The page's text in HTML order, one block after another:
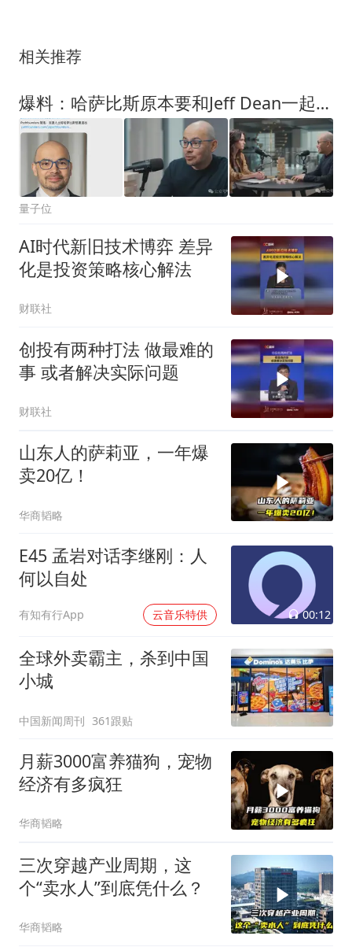
相关推荐
爆料：哈萨比斯原本要和Jeff Dean一起走！
量子位
AI时代新旧技术博弈 差异
化是投资策略核心解法
财联社
创投有两种打法 做最难的
事 或者解决实际问题
财联社
山东人的萨莉亚，一年爆
卖20亿！
华商韬略
E45 孟岩对话李继刚：人
何以自处
有知有行App 云音乐特供 00:12
全球外卖霸主，杀到中国
小城
中国新闻周刊 361跟贴
月薪3000富养猫狗，宠物
经济有多疯狂
华商韬略
三次穿越产业周期，这
个“卖水人”到底凭什么？
华商韬略